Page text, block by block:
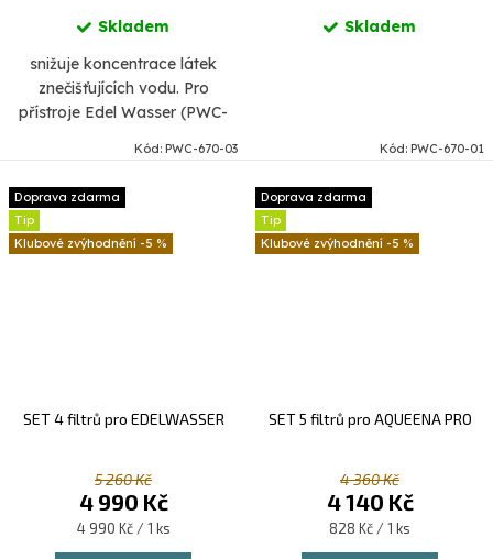
Skladem
snižuje koncentrace látek
znečišťujících vodu. Pro
přístroje Edel Wasser (PWC-
Kód: PWC-670-03
Skladem
Kód: PWC-670-01
Doprava zdarma
Tip
-5 %
SET 4 filtrů pro EDELWASSER
5 260 Kč
4 990 Kč
Měrná
cena:
4 990 Kč / 1 ks
Doprava zdarma
Tip
-5 %
SET 5 filtrů pro AQUEENA PRO
4 360 Kč
4 140 Kč
Měrná
cena:
828 Kč / 1 ks